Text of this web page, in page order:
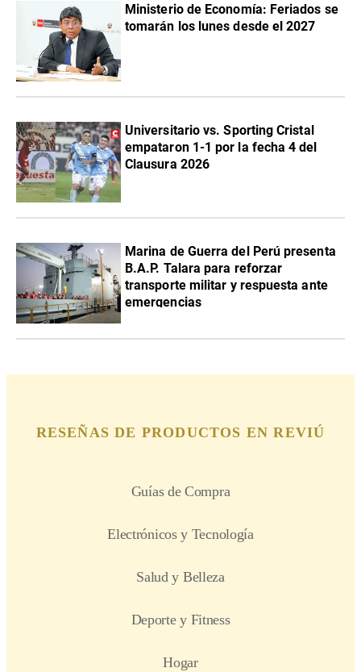
Ministerio de Economía: Feriados se
tomarán los lunes desde el 2027
Universitario vs. Sporting Cristal
empataron 1-1 por la fecha 4 del
Clausura 2026
Marina de Guerra del Perú presenta
B.A.P. Talara para reforzar
transporte militar y respuesta ante
emergencias